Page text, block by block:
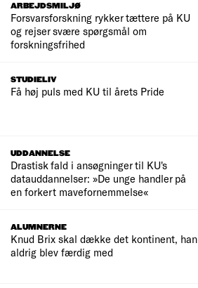
ARBEJDSMILJØ
Forsvarsforskning rykker tættere på KU
og rejser svære spørgsmål om
forskningsfrihed
STUDIELIV
Få høj puls med KU til årets Pride
UDDANNELSE
Drastisk fald i ansøgninger til KU's
datauddannelser: »De unge handler på
en forkert mavefornemmelse«
ALUMNERNE
Knud Brix skal dække det kontinent, han
aldrig blev færdig med